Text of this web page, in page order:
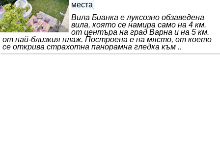
места
Вила Бианка е луксозно обзаведена
вила, която се намира само на 4 км.
от центъра на град Варна и на 5 км.
от най-близкия плаж. Построена е на място, от което
се открива страхотна панорамна гледка към ..